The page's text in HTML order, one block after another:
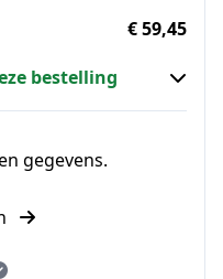
€ 59,45
bestelling
gegevens.